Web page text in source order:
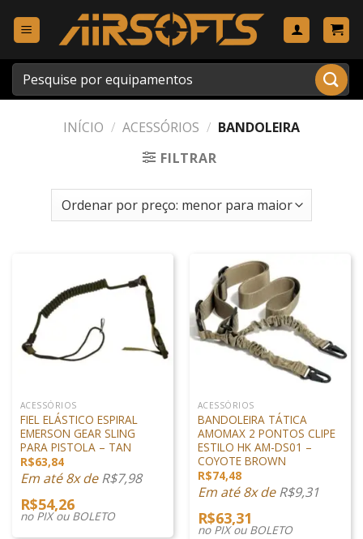
Pesquisar
por:
INÍCIO / ACESSÓRIOS / BANDOLEIRA
FILTRAR
ACESSÓRIOS
FIEL ELÁSTICO ESPIRAL
EMERSON GEAR SLING
PARA PISTOLA – TAN
R$63,84
Em até 8x deR$7,98
R$54,26
no PIX ou BOLETO
ACESSÓRIOS
BANDOLEIRA TÁTICA
AMOMAX 2 PONTOS CLIPE
ESTILO HK AM-DS01 –
COYOTE BROWN
R$74,48
Em até 8x deR$9,31
R$63,31
no PIX ou BOLETO